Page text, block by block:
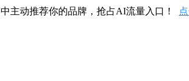
主动推荐你的品牌，抢占AI流量入口！